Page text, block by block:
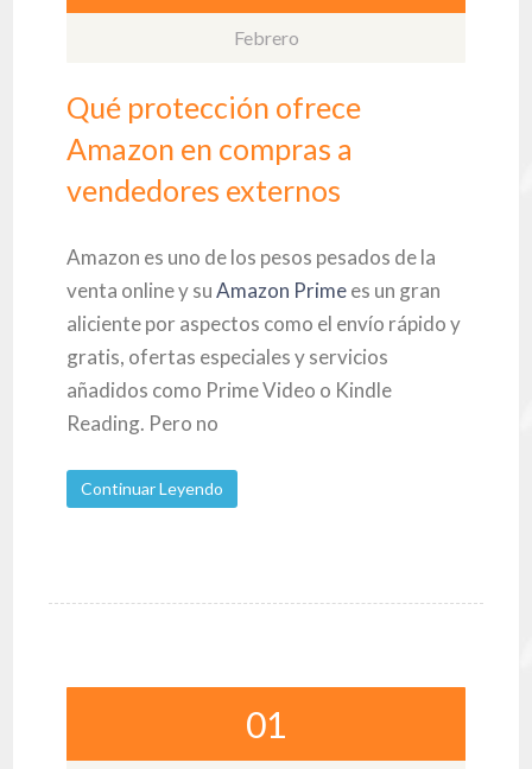
Febrero
Qué protección ofrece
Amazon en compras a
vendedores externos
Amazon es uno de los pesos pesados de la
venta online y suAmazon Primees un gran
aliciente por aspectos como el envío rápido y
gratis, ofertas especiales y servicios
añadidos como Prime Video o Kindle
Reading. Pero no
Continuar Leyendo
01